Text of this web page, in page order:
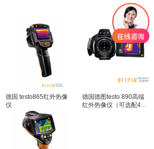
德国 testo865红外热像
仪
德国德图testo 890高端
红外热像仪（可选配4种